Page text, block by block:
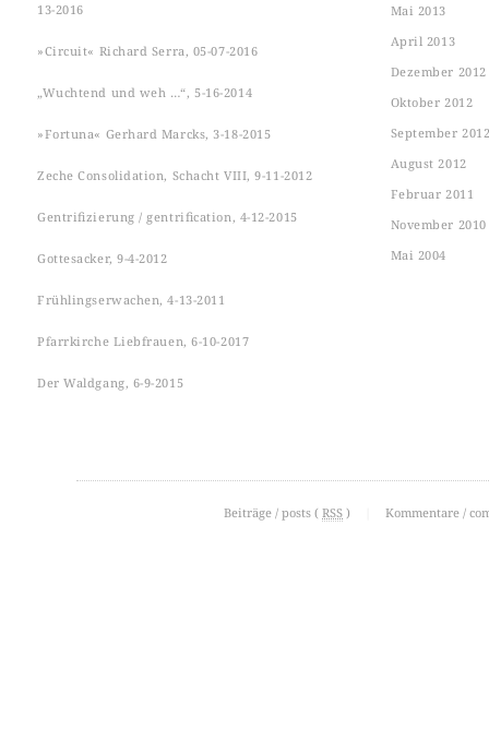
13-2016
»Circuit« Richard Serra, 05-07-2016
„Wuchtend und weh …“, 5-16-2014
»Fortuna« Gerhard Marcks, 3-18-2015
Zeche Consolidation, Schacht VIII, 9-11-2012
Gentrifizierung / gentrification, 4-12-2015
Gottesacker, 9-4-2012
Frühlingserwachen, 4-13-2011
Pfarrkirche Liebfrauen, 6-10-2017
Der Waldgang, 6-9-2015
Mai 2013
April 2013
Dezember 2012
Oktober 2012
September
August 2012
Februar 2011
November 2010
Mai 2004
Beiträge / posts ( RSS ) Kommentare /